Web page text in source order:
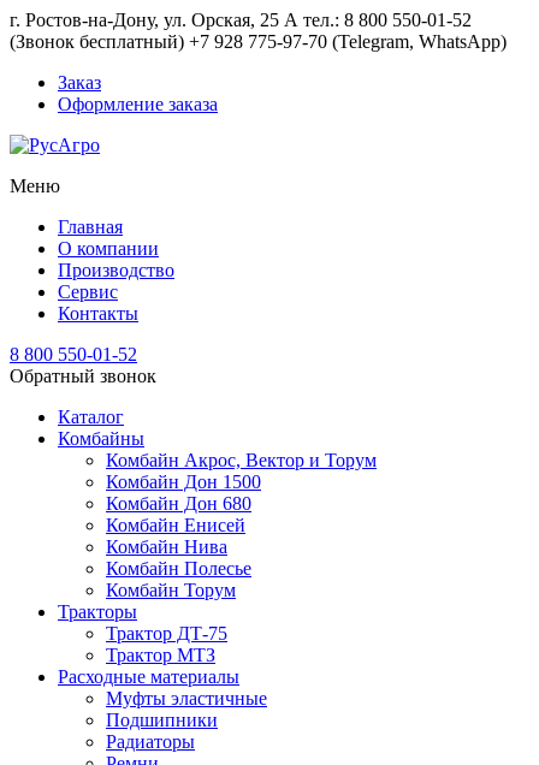
г. Ростов-на-Дону, ул. Орская, 25 А тел.: 8 800 550-01-52
(Звонок бесплатный) +7 928 775-97-70 (Telegram, WhatsApp)
Заказ
Оформление заказа
Меню
Главная
О компании
Производство
Сервис
Контакты
8 800 550-01-52
Обратный звонок
Каталог
Комбайны
Комбайн Акрос, Вектор и Торум
Комбайн Дон 1500
Комбайн Дон 680
Комбайн Енисей
Комбайн Нива
Комбайн Полесье
Комбайн Торум
Тракторы
Трактор ДТ-75
Трактор МТЗ
Расходные материалы
Муфты эластичные
Подшипники
Радиаторы